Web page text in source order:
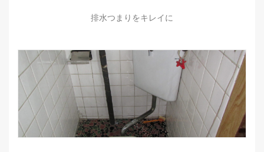
排水つまりをキレイに